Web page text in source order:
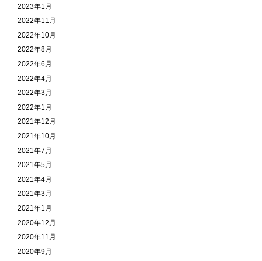
2023年1月
2022年11月
2022年10月
2022年8月
2022年6月
2022年4月
2022年3月
2022年1月
2021年12月
2021年10月
2021年7月
2021年5月
2021年4月
2021年3月
2021年1月
2020年12月
2020年11月
2020年9月